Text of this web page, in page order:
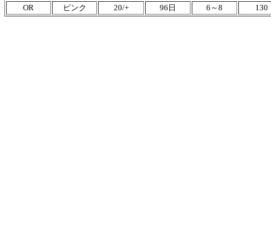
OR
ピンク 20/+ 96日 6～8 130